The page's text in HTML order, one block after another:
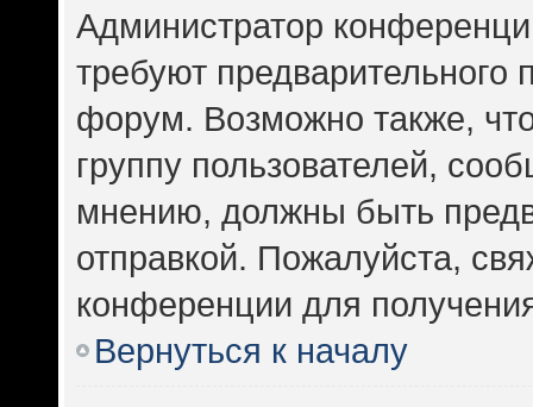
Администратор
требуют предварительного
форум. Возможно также,
группу пользователей,
мнению, должны быть
отправкой. Пожалуйста,
конференции для
Вернуться к началу